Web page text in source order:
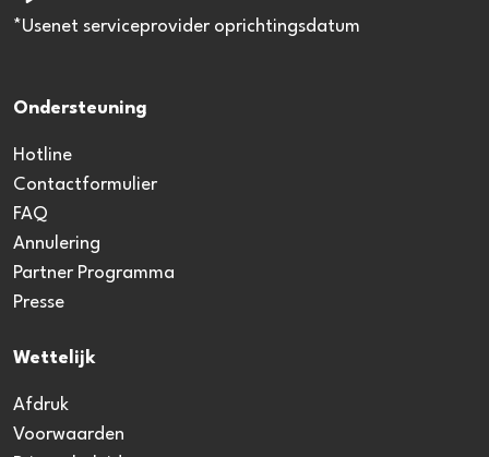
*Usenet serviceprovider oprichtingsdatum
Ondersteuning
Hotline
Contactformulier
FAQ
Annulering
Partner Programma
Presse
Wettelijk
Afdruk
Voorwaarden